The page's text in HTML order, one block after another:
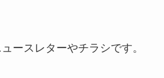
ースレターやチラシです。